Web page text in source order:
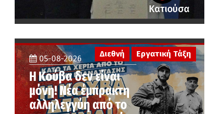
Κατιούσα
05-08-2026
Η Κούβα δεν είναι
μόνη! Νέα έμπρακτη
αλληλεγγύη από το
Διεθνή Εργατική Τάξη